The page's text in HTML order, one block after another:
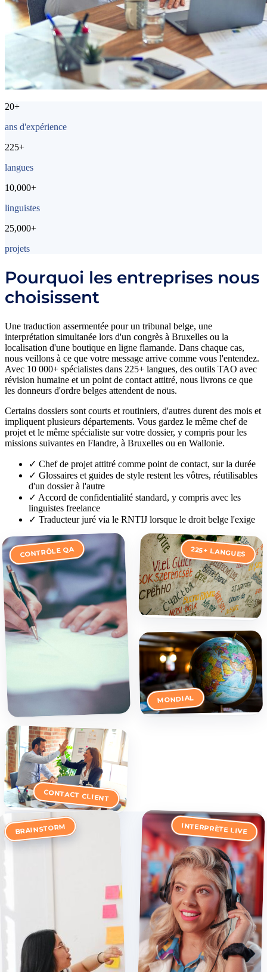
20+
ans d'expérience
225+
langues
10,000+
linguistes
25,000+
projets
Pourquoi les entreprises nous
choisissent
Une traduction assermentée pour un tribunal belge, une
interprétation simultanée lors d'un congrès à Bruxelles ou la
localisation d'une boutique en ligne flamande. Dans chaque cas,
nous veillons à ce que votre message arrive comme vous l'entendez.
Avec 10 000+ spécialistes dans 225+ langues, des outils TAO avec
révision humaine et un point de contact attitré, nous livrons ce que
les donneurs d'ordre belges attendent de nous.
Certains dossiers sont courts et routiniers, d'autres durent des mois et
impliquent plusieurs départements. Vous gardez le même chef de
projet et le même spécialiste sur votre dossier, y compris pour les
missions suivantes en Flandre, à Bruxelles ou en Wallonie.
✓ Chef de projet attitré comme point de contact, sur la durée
✓ Glossaires et guides de style restent les vôtres, réutilisables
d'un dossier à l'autre
✓ Accord de confidentialité standard, y compris avec les
linguistes freelance
✓ Traducteur juré via le RNTIJ lorsque le droit belge l'exige
CONTRÔLE QA 225+ LANGUES
MONDIAL
CONTACT CLIENT
BRAINSTORM INTERPRÈTE LIVE